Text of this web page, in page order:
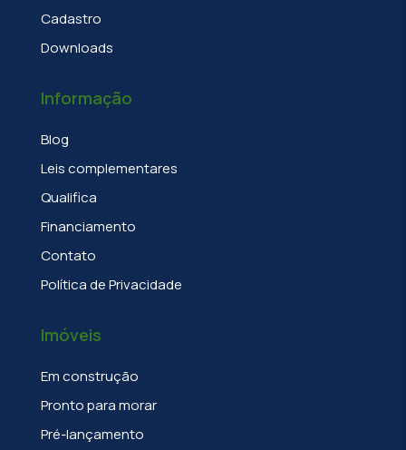
Cadastro
Downloads
Informação
Blog
Leis complementares
Qualifica
Financiamento
Contato
Política de Privacidade
Imóveis
Em construção
Pronto para morar
Pré-lançamento